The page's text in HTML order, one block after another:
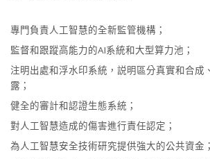
專門負責人工智慧的全新監管機構；
監督和跟蹤高能力的AI系統和大型算力池；
注明出處和浮水印系統，説明區分真實和合成
露；
健全的審計和認證生態系統；
對人工智慧造成的傷害進行責任認定；
為人工智慧安全技術研究提供強大的公共資金；